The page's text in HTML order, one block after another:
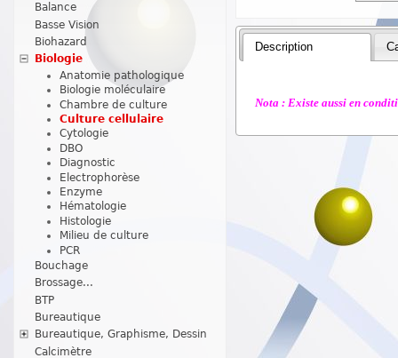
Balance
Basse Vision
Biohazard
Biologie
Anatomie pathologique
Biologie moléculaire
Chambre de culture
Culture cellulaire
Cytologie
DBO
Diagnostic
Electrophorèse
Enzyme
Hématologie
Histologie
Milieu de culture
PCR
Bouchage
Brossage...
BTP
Bureautique
Bureautique, Graphisme, Dessin
Calcimètre
Description
Nota : Existe aussi en